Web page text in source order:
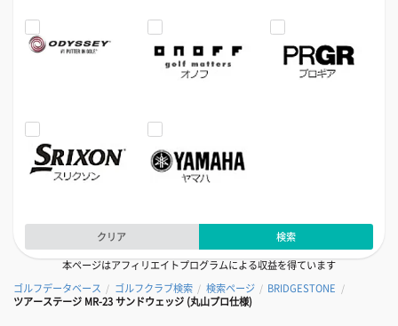
クリア
検索
本ページはアフィリエイトプログラムによる収益を得ています
ゴルフデータベース / ゴルフクラブ検索 / 検索ページ / BRIDGESTONE /
ツアーステージ MR-23 サンドウェッジ (丸山プロ仕様)